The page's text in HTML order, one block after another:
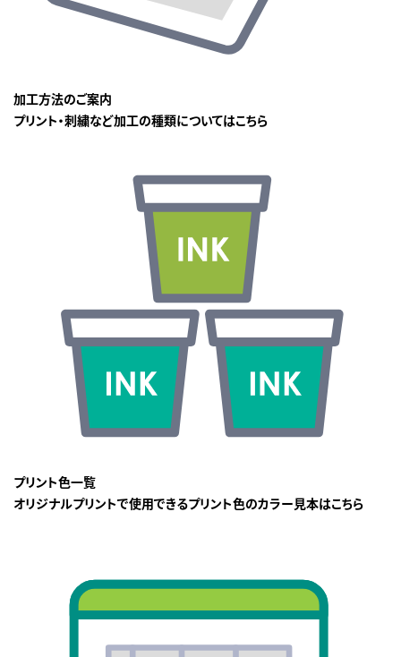
加工方法のご案内
プリント・刺繍など加工の種類についてはこちら
プリント色一覧
オリジナルプリントで使用できるプリント色のカラー見本はこちら